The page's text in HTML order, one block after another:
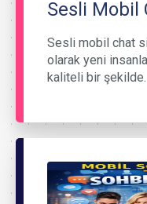
Sesli Mobil
Sesli mobil chat
olarak yeni
kaliteli bir